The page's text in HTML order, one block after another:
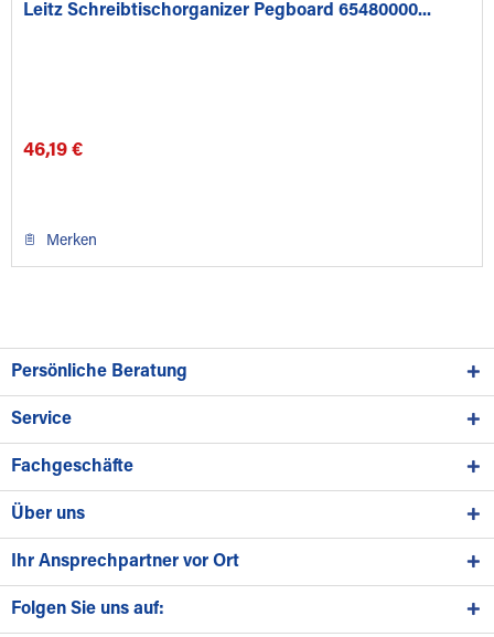
Leitz Schreibtischorganizer Pegboard 65480000...
46,19 €
Merken
Persönliche Beratung
Service
Fachgeschäfte
Über uns
Ihr Ansprechpartner vor Ort
Folgen Sie uns auf: